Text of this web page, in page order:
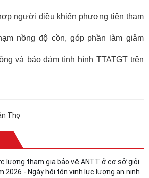
người điều khiển phương tiện tham
nồng độ cồn, góp phần làm giảm
và bảo đảm tình hình TTATGT trên
Thọ
lượng tham gia bảo vệ ANTT ở cơ sở giỏi
2026 - Ngày hội tôn vinh lực lượng an ninh